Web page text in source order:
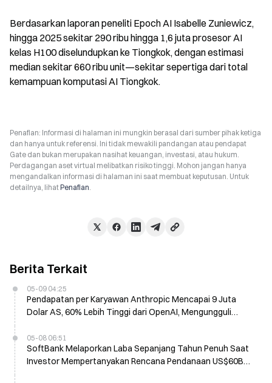
Berdasarkan laporan peneliti Epoch AI Isabelle Zuniewicz,
hingga 2025 sekitar 290 ribu hingga 1,6 juta prosesor AI
kelas H100 diselundupkan ke Tiongkok, dengan estimasi
median sekitar 660 ribu unit—sekitar sepertiga dari total
kemampuan komputasi AI Tiongkok.
Penafian: Informasi di halaman ini mungkin berasal dari sumber pihak ketiga
dan hanya untuk referensi. Ini tidak mewakili pandangan atau pendapat
Gate dan bukan merupakan nasihat keuangan, investasi, atau hukum.
Perdagangan aset virtual melibatkan risiko tinggi. Mohon jangan hanya
mengandalkan informasi di halaman ini saat membuat keputusan. Untuk
detailnya, lihatPenafian.
Berita Terkait
05-09 04:25
Pendapatan per Karyawan Anthropic Mencapai 9 Juta
Dolar AS, 60% Lebih Tinggi dari OpenAI, Mengungguli
05-08 06:51
SoftBank Melaporkan Laba Sepanjang Tahun Penuh Saat
Investor Mempertanyakan Rencana Pendanaan US$60B